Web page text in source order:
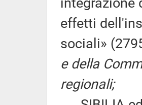
effetti
sociali»
e della
regionali;